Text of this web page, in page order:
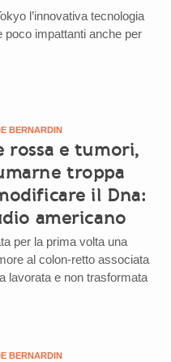
l’innovativa tecnologia
poco impattanti anche per
BERNARDIN
rossa e tumori,
troppa
il Dna:
americano
per la prima volta una
al colon-retto associata
lavorata e non trasformata
BERNARDIN